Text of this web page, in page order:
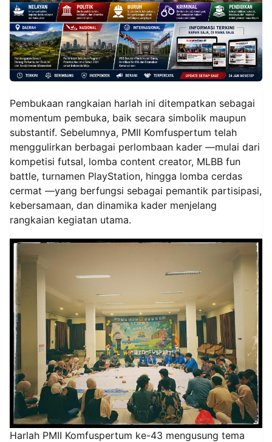
Pembukaan rangkaian harlah ini ditempatkan sebagai
momentum pembuka, baik secara simbolik maupun
substantif. Sebelumnya, PMII Komfuspertum telah
menggulirkan berbagai perlombaan kader —mulai dari
kompetisi futsal, lomba content creator, MLBB fun
battle, turnamen PlayStation, hingga lomba cerdas
cermat —yang berfungsi sebagai pemantik partisipasi,
kebersamaan, dan dinamika kader menjelang
rangkaian kegiatan utama.
Harlah PMII Komfuspertum ke-43 mengusung tema